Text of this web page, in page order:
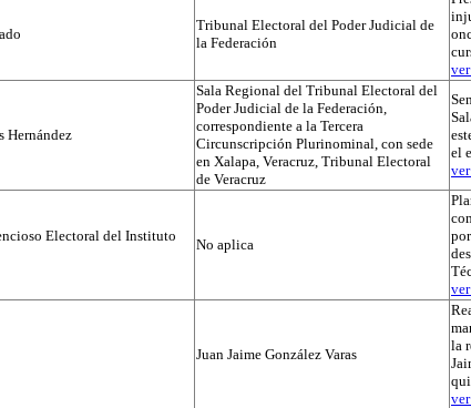
Tribunal Electoral del Poder Judicial de
la Federación
Hernández
Sala Regional del Tribunal Electoral del
Poder Judicial de la Federación,
correspondiente a la Tercera
Circunscripción Plurinominal, con sede
en Xalapa, Veracruz, Tribunal Electoral
de Veracruz
el
Electoral del Instituto
No aplica
Juan Jaime González Varas
la